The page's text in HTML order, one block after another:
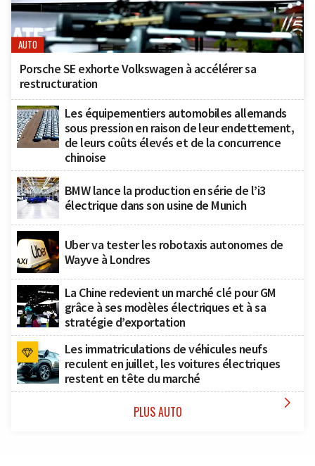
AUTO
Porsche SE exhorte Volkswagen à accélérer sa
restructuration
Les équipementiers automobiles allemands
sous pression en raison de leur endettement,
de leurs coûts élevés et de la concurrence
chinoise
BMW lance la production en série de l’i3
électrique dans son usine de Munich
Uber va tester les robotaxis autonomes de
Wayve à Londres
La Chine redevient un marché clé pour GM
grâce à ses modèles électriques et à sa
stratégie d’exportation
Les immatriculations de véhicules neufs
reculent en juillet, les voitures électriques
restent en tête du marché
PLUS AUTO 